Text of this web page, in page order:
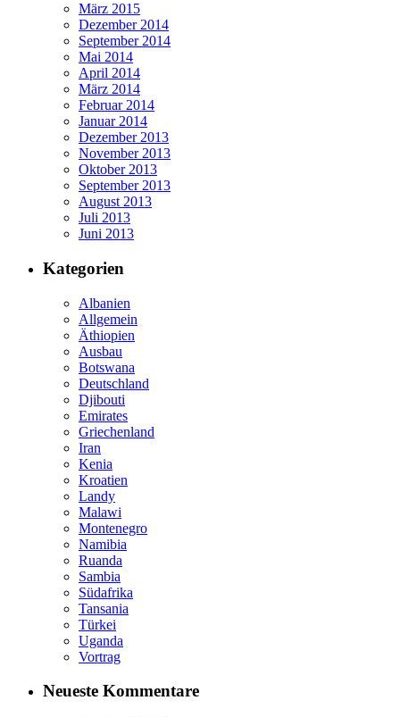
März 2015
Dezember 2014
September 2014
Mai 2014
April 2014
März 2014
Februar 2014
Januar 2014
Dezember 2013
November 2013
Oktober 2013
September 2013
August 2013
Juli 2013
Juni 2013
Kategorien
Albanien
Allgemein
Äthiopien
Ausbau
Botswana
Deutschland
Djibouti
Emirates
Griechenland
Iran
Kenia
Kroatien
Landy
Malawi
Montenegro
Namibia
Ruanda
Sambia
Südafrika
Tansania
Türkei
Uganda
Vortrag
Neueste Kommentare